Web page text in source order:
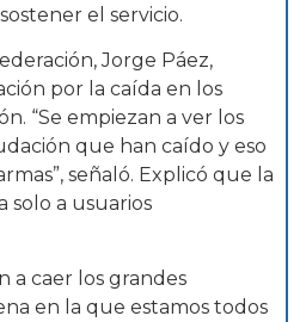
el servicio.
Jorge Páez,
por la caída en los
“Se empiezan a ver los
que han caído y eso
señaló. Explicó que la
solo a usuarios
a caer los grandes
en la que estamos todos